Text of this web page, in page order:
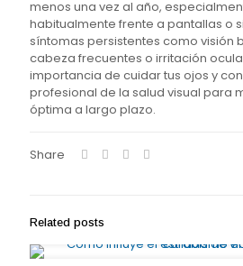
menos una vez al año,
habitualmente frente a pantallas o
síntomas persistentes como visión
cabeza frecuentes o irritación
importancia de cuidar tus ojos y
profesional de la salud visual para
óptima a largo plazo.
Share
Related posts